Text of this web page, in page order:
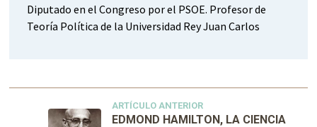
Diputado en el Congreso por el PSOE. Profesor de
Teoría Política de la Universidad Rey Juan Carlos
ARTÍCULO ANTERIOR
EDMOND HAMILTON, LA CIENCIA